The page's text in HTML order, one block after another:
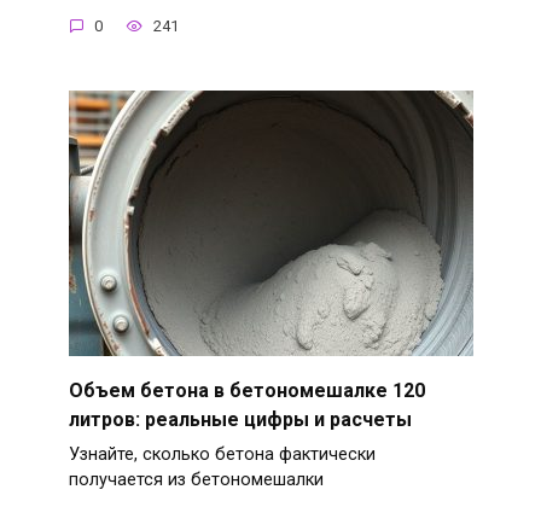
0 241
Объем бетона в бетономешалке 120
литров: реальные цифры и расчеты
Узнайте, сколько бетона фактически
получается из бетономешалки